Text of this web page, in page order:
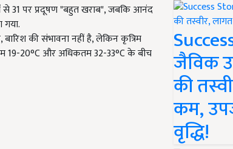
में से 31 पर प्रदूषण "बहुत खराब", जबकि आनंद
की संभावना नहीं है, लेकिन कृत्रिम
19-20°C और अधिकतम 32-33°C के बीच
जैविक
की
कम,
वृद्धि!